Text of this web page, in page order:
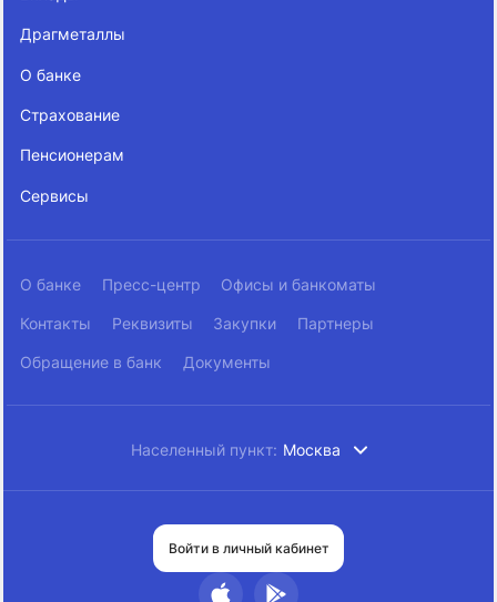
Драгметаллы
О банке
Страхование
Пенсионерам
Сервисы
О банке Пресс-центр Офисы и банкоматы
Контакты Реквизиты Закупки Партнеры
Обращение в банк Документы
Населенный пункт: Москва
Войти в личный кабинет